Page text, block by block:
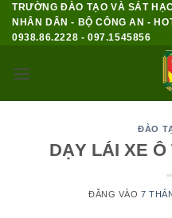
Bỏ
qua
dung
TRƯỜNG ĐÀO TẠO VÀ SÁT
NHÂN DÂN - BỘ CÔNG AN -
0938.86.2228 - 097.1545856
ĐÀO
DẠY LÁI XE Ô
ĐĂNG VÀO 7